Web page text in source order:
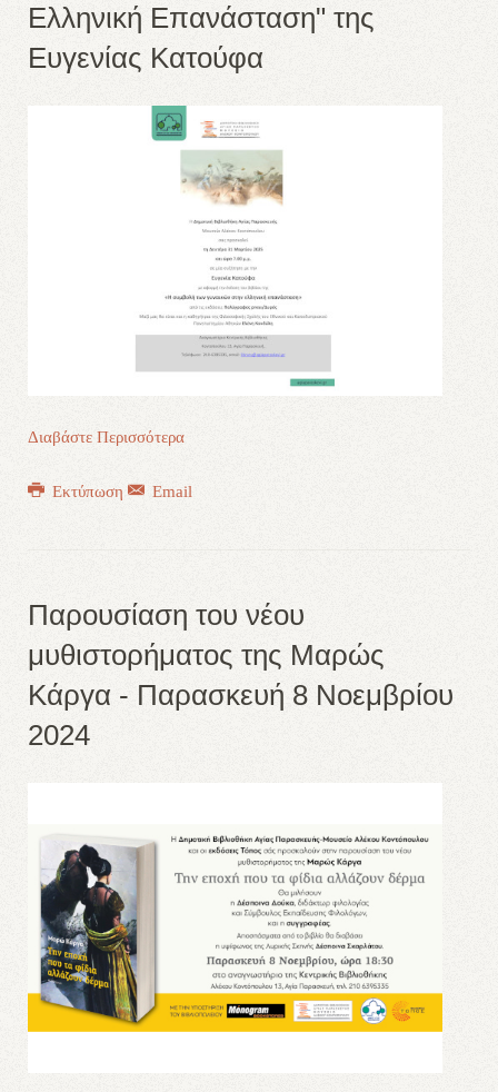
Ελληνική Επανάσταση" της
Ευγενίας Κατούφα
Διαβάστε Περισσότερα
Εκτύπωση Email
Παρουσίαση του νέου
μυθιστορήματος της Μαρώς
Κάργα - Παρασκευή 8 Νοεμβρίου
2024